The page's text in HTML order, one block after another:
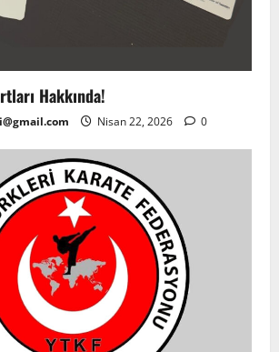
Hakkında!
Nisan 22, 2026 0